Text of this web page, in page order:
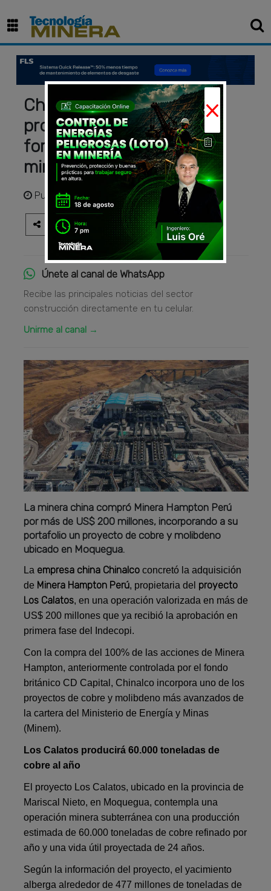
Chinalco adquiere el
proyecto Los Calatos y
fortalece su presencia
minera en el sur del Perú
Publicadohace 4 semanas
Únete al canal de WhatsApp
Recibe las principales noticias del sector
construcción directamente en tu celular.
Unirme al canal →
La minera china compró Minera Hampton Perú
por más de US$ 200 millones, incorporando a su
portafolio un proyecto de cobre y molibdeno
ubicado en Moquegua.
La empresa china Chinalco concretó la adquisición
de Minera Hampton Perú, propietaria del proyecto
Los Calatos, en una operación valorizada en más de
US$ 200 millones que ya recibió la aprobación en
primera fase del Indecopi.
Con la compra del 100% de las acciones de Minera
Hampton, anteriormente controlada por el fondo
británico CD Capital, Chinalco incorpora uno de los
proyectos de cobre y molibdeno más avanzados de
la cartera del Ministerio de Energía y Minas
(Minem).
Los Calatos producirá 60.000 toneladas de
cobre al año
El proyecto Los Calatos, ubicado en la provincia de
Mariscal Nieto, en Moquegua, contempla una
operación minera subterránea con una producción
estimada de 60.000 toneladas de cobre refinado por
año y una vida útil proyectada de 24 años.
Según la información del proyecto, el yacimiento
alberga alrededor de 477 millones de toneladas de
×